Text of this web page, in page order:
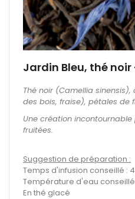
Jardin Bleu, thé
Thé noir (Camellia
des bois, fraise), pétales de
Une création
fruitées.
Suggestion de préparation :
Temps d'infusion conseillé :
Température d'eau
En thé glacé